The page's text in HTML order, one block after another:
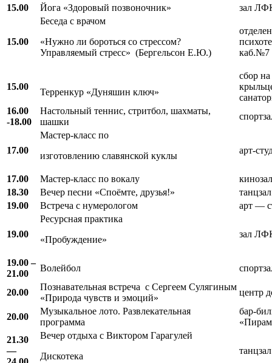
15.00 Йога «Здоровый позвоночник» зал
15.00
Беседа с врачом
«Нужно ли бороться со стрессом?
Управляемый стресс» (Бергельсон Е.Ю.)
каб.№7
15.00
Терренкур «Дуняшин ключ»
сбор на
16.00
-18.00
Настольный теннис, стритбол, шахматы,
шашки
17.00
Мастер-класс по
изготовлению славянской куклы
арт-
17.00 Мастер-класс по вокалу
кинозал
18.30
Вечер песни «Споёмте, друзья!»
танцзал
19.00
Встреча с нумерологом арт —
19.00
Ресурсная практика
«Пробуждение»
зал
19.00 –
21.00
Волейбол
20.00
Познавательная встреча с Сергеем Сулягиным
«Природа чувств и эмоций»
центр
20.00
Музыкальное лото. Развлекательная
программа
бар-
21.30
—
Вечер отдыха с Виктором Гарагулей
Дискотека
танцзал